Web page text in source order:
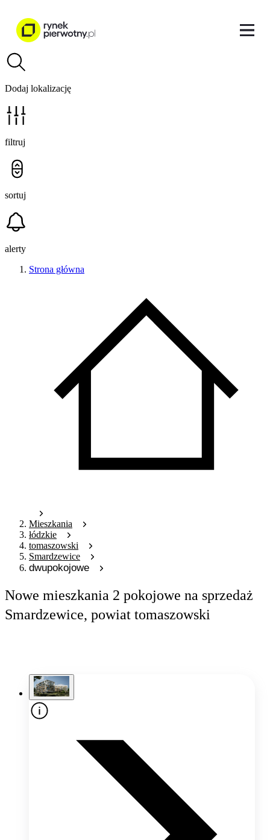
Dodaj lokalizację
filtruj
sortuj
alerty
Strona główna
Mieszkania
łódzkie
tomaszowski
Smardzewice
dwupokojowe
Nowe mieszkania 2 pokojowe na sprzedaż
Smardzewice, powiat tomaszowski